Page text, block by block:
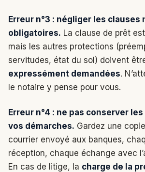
Erreur n°3 : négliger les clauses
obligatoires. La clause de prêt
mais les autres protections
servitudes, état du sol) doivent
expressément demandées.
le notaire y pense pour vous.
Erreur n°4 : ne pas conserver
vos démarches. Gardez une
courrier envoyé aux banques,
réception, chaque échange avec
En cas de litige, la charge de la